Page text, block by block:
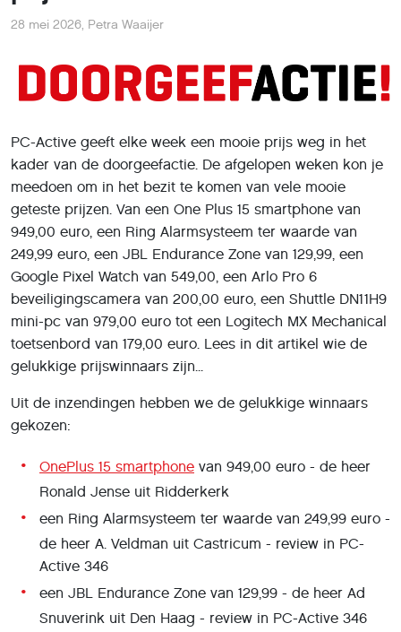
28 mei 2026, Petra Waaijer
PC-Active geeft elke week een mooie prijs weg in het
kader van de doorgeefactie. De afgelopen weken kon je
meedoen om in het bezit te komen van vele mooie
geteste prijzen. Van een One Plus 15 smartphone van
949,00 euro, een Ring Alarmsysteem ter waarde van
249,99 euro, een JBL Endurance Zone van 129,99, een
Google Pixel Watch van 549,00, een Arlo Pro 6
beveiligingscamera van 200,00 euro, een Shuttle DN11H9
mini-pc van 979,00 euro tot een Logitech MX Mechanical
toetsenbord van 179,00 euro. Lees in dit artikel wie de
gelukkige prijswinnaars zijn...
Uit de inzendingen hebben we de gelukkige winnaars
gekozen:
OnePlus 15 smartphone van 949,00 euro - de heer
Ronald Jense uit Ridderkerk
een Ring Alarmsysteem ter waarde van 249,99 euro -
de heer A. Veldman uit Castricum - review in PC-
Active 346
een JBL Endurance Zone van 129,99 - de heer Ad
Snuverink uit Den Haag - review in PC-Active 346